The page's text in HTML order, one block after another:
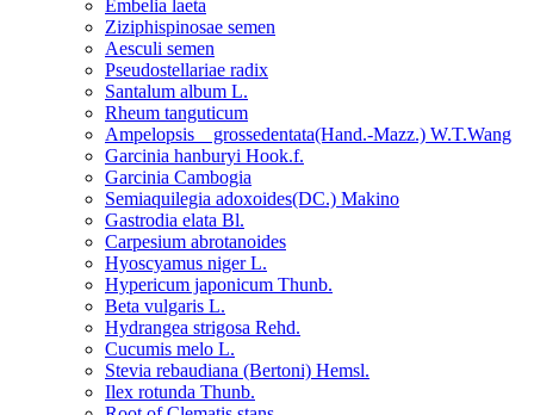
Embelia laeta
Ziziphispinosae semen
Aesculi semen
Pseudostellariae radix
Santalum album L.
Rheum tanguticum
Ampelopsis grossedentata(Hand.-Mazz.) W.T.Wang
Garcinia hanburyi Hook.f.
Garcinia Cambogia
Semiaquilegia adoxoides(DC.) Makino
Gastrodia elata Bl.
Carpesium abrotanoides
Hyoscyamus niger L.
Hypericum japonicum Thunb.
Beta vulgaris L.
Hydrangea strigosa Rehd.
Cucumis melo L.
Stevia rebaudiana (Bertoni) Hemsl.
Ilex rotunda Thunb.